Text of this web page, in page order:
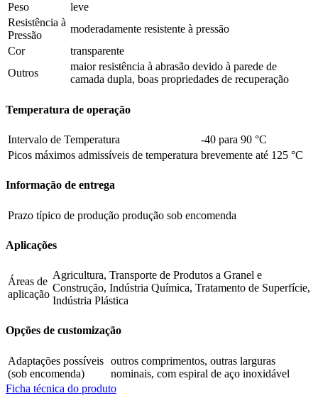
Peso
leve
Resistência à
Pressão
moderadamente resistente à pressão
Cor
transparente
Outros
maior resistência à abrasão devido à parede de
camada dupla, boas propriedades de recuperação
Temperatura de operação
Intervalo de Temperatura
-40 para 90 °C
Picos máximos admissíveis de temperatura brevemente até 125 °C
Informação de entrega
Prazo típico de produção produção sob encomenda
Aplicações
Áreas de
aplicação
Agricultura, Transporte de Produtos a Granel e
Construção, Indústria Química, Tratamento de Superfície,
Indústria Plástica
Opções de customização
Adaptações possíveis
(sob encomenda)
outros comprimentos, outras larguras
nominais, com espiral de aço inoxidável
Ficha técnica do produto